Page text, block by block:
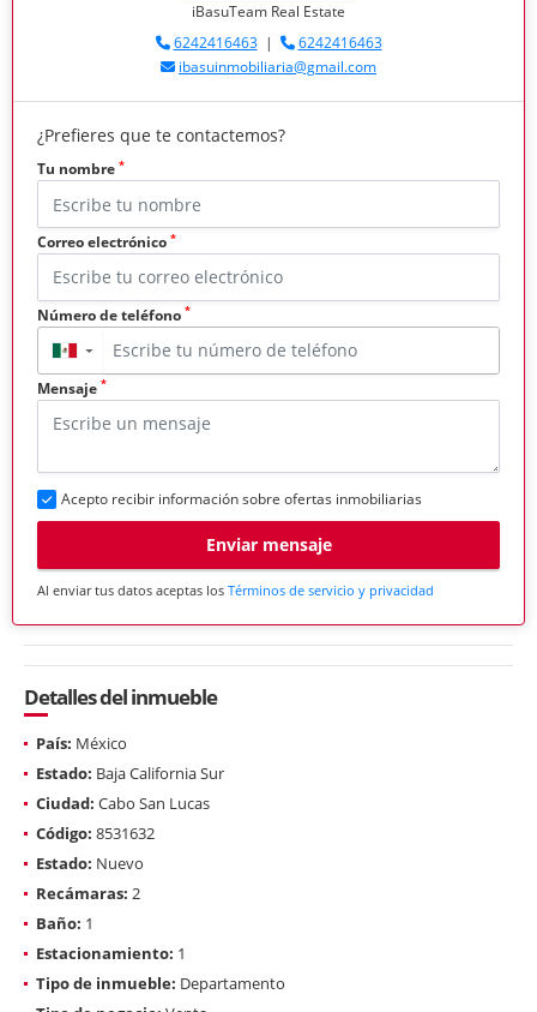
iBasuTeam Real Estate
6242416463|
6242416463
ibasuinmobiliaria@gmail.com
¿Prefieres que te contactemos?
Tu nombre *
Correo electrónico *
Número de teléfono *
▼
Mensaje *
Acepto recibir información sobre ofertas inmobiliarias
Enviar mensaje
Al enviar tus datos aceptas los Términos de servicio y privacidad
Detalles del inmueble
País: México
Estado: Baja California Sur
Ciudad: Cabo San Lucas
Código: 8531632
Estado: Nuevo
Recámaras: 2
Baño: 1
Estacionamiento: 1
Tipo de inmueble: Departamento